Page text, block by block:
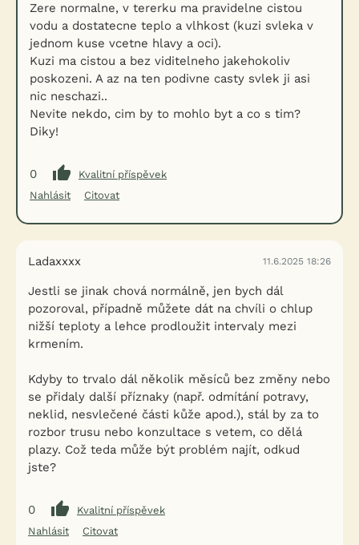
Zere normalne, v tererku ma pravidelne cistou
vodu a dostatecne teplo a vlhkost (kuzi svleka v
jednom kuse vcetne hlavy a oci).
Kuzi ma cistou a bez viditelneho jakehokoliv
poskozeni. A az na ten podivne casty svlek ji asi
nic neschazi..
Nevite nekdo, cim by to mohlo byt a co s tim?
Diky!
0
Kvalitní příspěvek
Nahlásit
Citovat
Ladaxxxx 11.6.2025 18:26
Jestli se jinak chová normálně, jen bych dál
pozoroval, případně můžete dát na chvíli o chlup
nižší teploty a lehce prodloužit intervaly mezi
krmením.
Kdyby to trvalo dál několik měsíců bez změny nebo
se přidaly další příznaky (např. odmítání potravy,
neklid, nesvlečené části kůže apod.), stál by za to
rozbor trusu nebo konzultace s vetem, co dělá
plazy. Což teda může být problém najít, odkud
jste?
0
Kvalitní příspěvek
Nahlásit
Citovat